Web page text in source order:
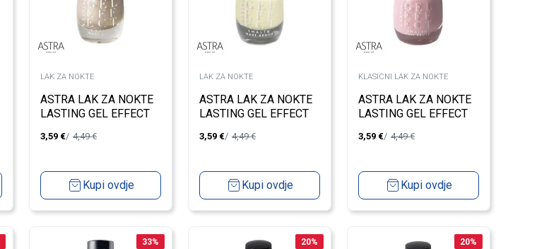
LAK ZA NOKTE
ASTRA LAK ZA NOKTE
LASTING GEL EFFECT
3,59 € 4,49€
Kupi ovdje
LAK ZA NOKTE
ASTRA LAK ZA NOKTE
LASTING GEL EFFECT
3,59 € 4,49€
Kupi ovdje
KLASICNI LAK ZA NOKTE
ASTRA LAK ZA NOKTE
LASTING GEL EFFECT
3,59 € 4,49€
Kupi ovdje
33% 20% 20%